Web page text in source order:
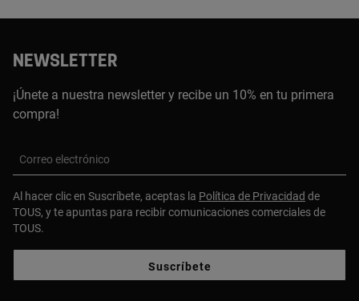
NEWSLETTER
¡Únete a nuestra newsletter y recibe un 10% en tu primera
compra!
Correo electrónico
Al hacer clic en Suscríbete, aceptas la Política de Privacidad de
TOUS, y te apuntas para recibir comunicaciones comerciales de
TOUS.
Suscríbete